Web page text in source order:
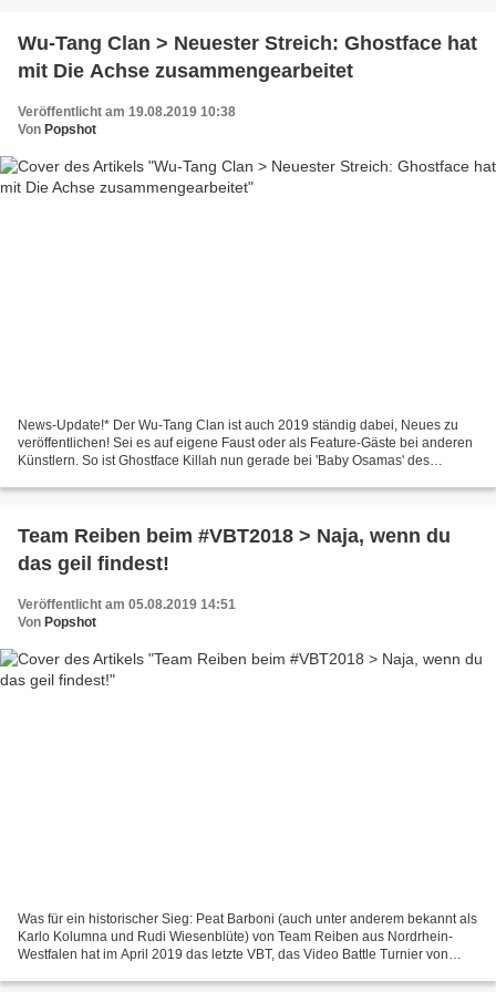
Wu-Tang Clan > Neuester Streich: Ghostface hat
mit Die Achse zusammengearbeitet
Veröffentlicht am 19.08.2019 10:38
Von Popshot
News-Update!* Der Wu-Tang Clan ist auch 2019 ständig dabei, Neues zu
veröffentlichen! Sei es auf eigene Faust oder als Feature-Gäste bei anderen
Künstlern. So ist Ghostface Killah nun gerade bei 'Baby Osamas' des
Team Reiben beim #VBT2018 > Naja, wenn du
das geil findest!
Veröffentlicht am 05.08.2019 14:51
Von Popshot
Was für ein historischer Sieg: Peat Barboni (auch unter anderem bekannt als
Karlo Kolumna und Rudi Wiesenblüte) von Team Reiben aus Nordrhein-
Westfalen hat im April 2019 das letzte VBT, das Video Battle Turnier von